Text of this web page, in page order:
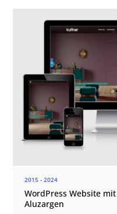
2015 - 2024
WordPress Website
Aluzargen